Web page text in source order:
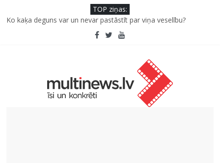
TOP ziņas:
Ko kaķa deguns var un nevar pastāstīt par viņa veselību?
Šefpavārs iesaka, kā gudri un izdevīgi izmantot kabačus no
sezonas sākuma līdz pat ziemai
Pēc peldes sāp auss vai kakls? Biežākās kļūdas vasarā un kā no
tām izvairīties